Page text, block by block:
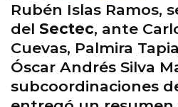
Rubén Islas Ramos,
del Sectec, ante
Cuevas, Palmira
Óscar Andrés Silva
subcoordinaciones